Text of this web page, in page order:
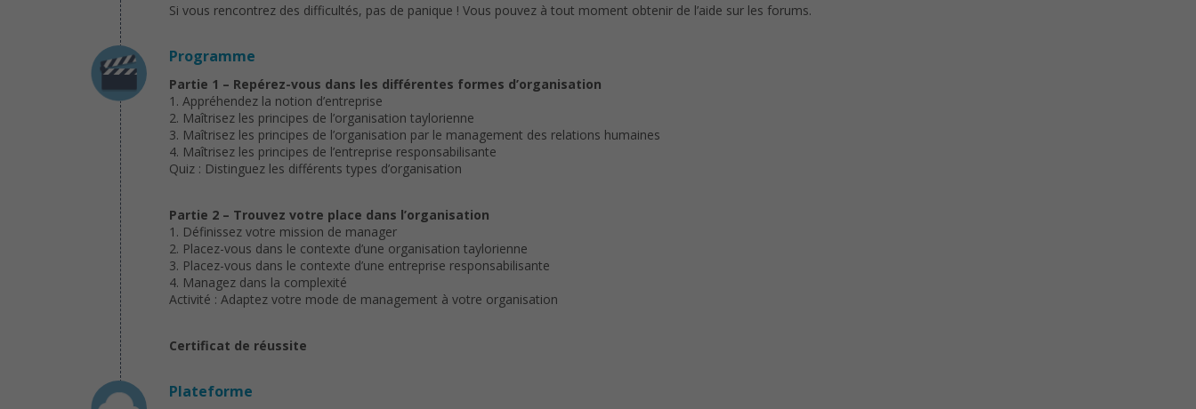
Si vous rencontrez des difficultés, pas de panique ! Vous pouvez à tout moment obtenir de l’aide sur les forums.
Programme
Partie 1 – Repérez-vous dans les différentes formes d’organisation
1. Appréhendez la notion d’entreprise
2. Maîtrisez les principes de l’organisation taylorienne
3. Maîtrisez les principes de l’organisation par le management des relations humaines
4. Maîtrisez les principes de l’entreprise responsabilisante
Quiz : Distinguez les différents types d’organisation
Partie 2 – Trouvez votre place dans l’organisation
1. Définissez votre mission de manager
2. Placez-vous dans le contexte d’une organisation taylorienne
3. Placez-vous dans le contexte d’une entreprise responsabilisante
4. Managez dans la complexité
Activité : Adaptez votre mode de management à votre organisation
Certificat de réussite
Plateforme